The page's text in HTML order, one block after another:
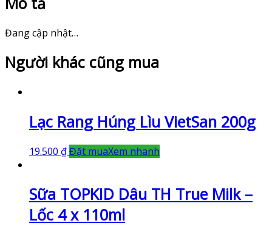
Đang cập nhật…
Người khác cũng mua
Lạc Rang Húng Lìu VietSan 200g
19.500 ₫Đặt muaXem nhanh
Sữa TOPKID Dâu TH True Milk –
Lốc 4 x 110ml